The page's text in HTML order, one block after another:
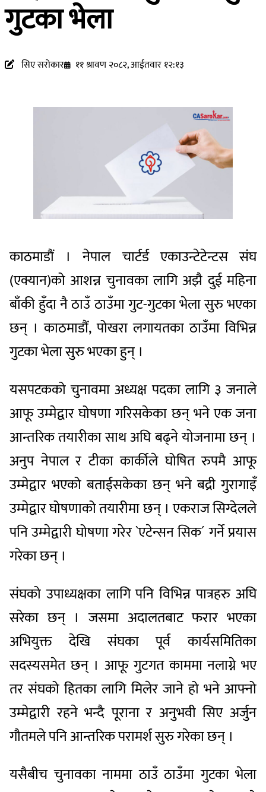
गुटका भेला
सिए सरोकार ११ श्रावण २०८२, आईतवार १२:१३
काठमाडौं । नेपाल चार्टर्ड एकाउन्टेटेन्टस संघ
(एक्यान)को आशन्न चुनावका लागि अझै दुई महिना
बाँकी हुँदा नै ठाउँ ठाउँमा गुट-गुटका भेला सुरु भएका
छन् । काठमाडौं, पोखरा लगायतका ठाउँमा विभिन्न
गुटका भेला सुरु भएका हुन् ।
यसपटकको चुनावमा अध्यक्ष पदका लागि ३ जनाले
आफू उम्मेद्वार घोषणा गरिसकेका छन् भने एक जना
आन्तरिक तयारीका साथ अघि बढ्ने योजनामा छन् ।
अनुप नेपाल र टीका कार्कीले घोषित रुपमै आफू
उम्मेद्वार भएको बताईसकेका छन् भने बद्री गुरागाइँ
उम्मेद्वार घोषणाको तयारीमा छन् । एकराज सिग्देलले
पनि उम्मेद्वारी घोषणा गरेर `एटेन्सन सिक´ गर्ने प्रयास
गरेका छन् ।
संघको उपाध्यक्षका लागि पनि विभिन्न पात्रहरु अघि
सरेका छन् । जसमा अदालतबाट फरार भएका
अभियुक्त देखि संघका पूर्व कार्यसमितिका
सदस्यसमेत छन् । आफू गुटगत काममा नलाग्ने भए
तर संघको हितका लागि मिलेर जाने हो भने आफ्नो
उम्मेद्वारी रहने भन्दै पूराना र अनुभवी सिए अर्जुन
गौतमले पनि आन्तरिक परामर्श सुरु गरेका छन् ।
यसैबीच चुनावका नाममा ठाउँ ठाउँमा गुटका भेला